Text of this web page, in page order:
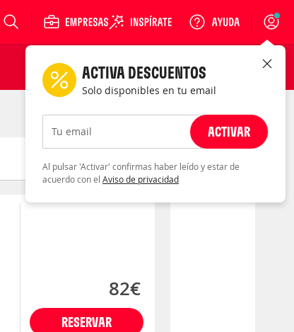
Login
RESERVAR
82€
ACTIVA DESCUENTOS
Solo disponibles en tu email
Tu email ACTIVAR
Al pulsar 'Activar' confirmas haber leído y estar de
acuerdo con el Aviso de privacidad